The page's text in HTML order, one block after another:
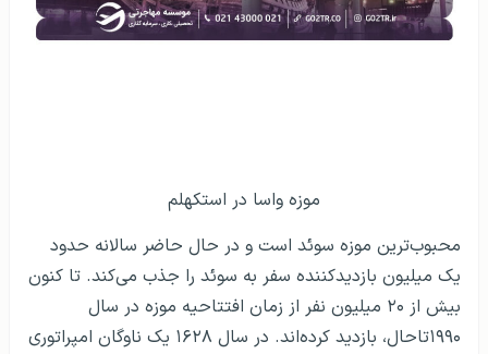
موزه واسا در استکهلم
محبوب‌ترین موزه سوئد است و در حال حاضر سالانه حدود
یک میلیون بازدیدکننده سفر به سوئد را جذب می‌کند. تا کنون
بیش از ۲۰ میلیون نفر از زمان افتتاحیه موزه در سال
۱۹۹۰تاحال، بازدید کرده‌اند. در سال ۱۶۲۸ یک ناوگان امپراتوری